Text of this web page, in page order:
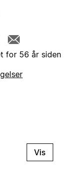
for 56 år siden
Vis